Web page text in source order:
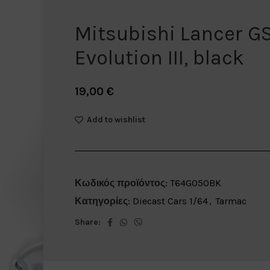
Mitsubishi Lancer
Evolution III, black
19,00 €
Add to wishlist
Κωδικός προϊόντος: T64G050BK
Κατηγορίες: Diecast Cars 1/64, Tarmac
Share: